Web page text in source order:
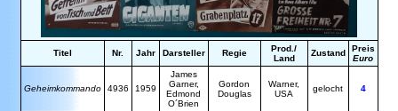
Titel Nr. Jahr Darsteller Regie
Prod./
Land
Zustand
Preis
Euro
Geheimkommando 4936 1959
James
Garner,
Edmond
O´Brien
Gordon
Douglas
Warner,
USA
gelocht 4